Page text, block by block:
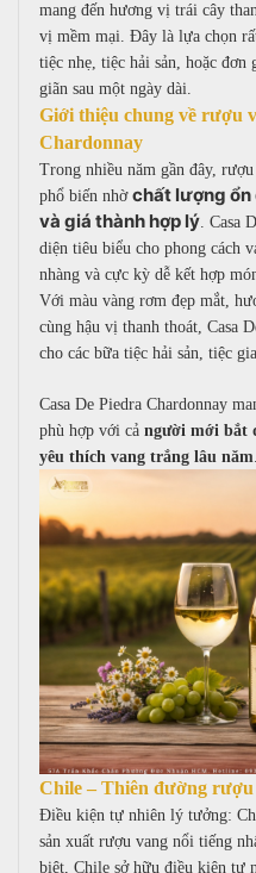
mang đến hương vị trái cây
vị mềm mại.Đây là lựa chọn
tiệc nhẹ, tiệc hải sản, hoặc
giãn sau một ngày dài.
Giới thiệu chung về rượu
Chardonnay
Trong nhiều năm gần đây,
phổ biến nhờchất lượng
và giá thành hợp lý. Casa
diện tiêu biểu cho phong cách
nhàng và cực kỳ dễ kết hợp
Với màu vàng rơm đẹp mắt,
cùng hậu vị thanh thoát, Casa
cho các bữa tiệc hải sản, tiệc
Casa De Piedra Chardonnay
phù hợp với cảngười mới bắt
yêu thích vang trắng lâu năm.
Chile – Thiên đường
Điều kiện tự nhiên lý tưởng:
sản xuất rượu vang nổi tiếng
biệt, Chile sở hữu điều kiện tự